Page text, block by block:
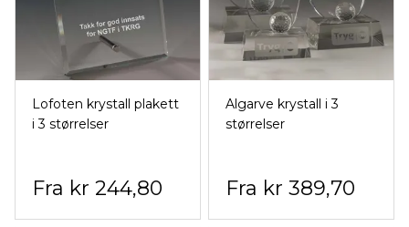
Lofoten krystall plakett
i 3 størrelser
kr 244,80
Algarve krystall i 3
størrelser
kr 389,70